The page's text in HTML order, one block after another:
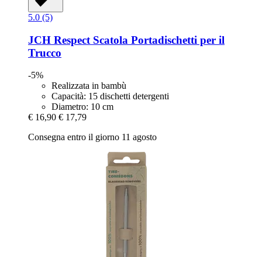
5.0 (5)
JCH Respect Scatola Portadischetti per il
Trucco
-5%
Realizzata in bambù
Capacità: 15 dischetti detergenti
Diametro: 10 cm
€ 16,90 € 17,79
Consegna entro il giorno 11 agosto